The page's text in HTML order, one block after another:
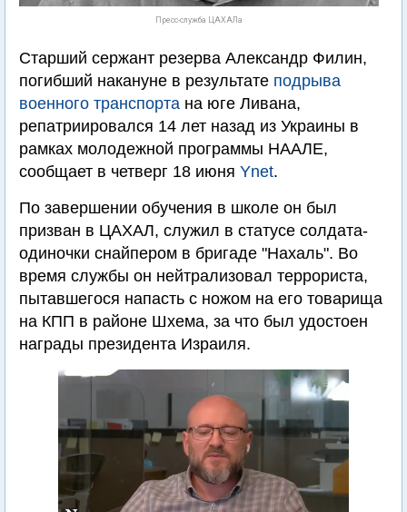
Пресс-служба ЦАХАЛа
Старший сержант резерва Александр Филин,
погибший накануне в результате подрыва
военного транспорта на юге Ливана,
репатриировался 14 лет назад из Украины в
рамках молодежной программы НААЛЕ,
сообщает в четверг 18 июня Ynet.
По завершении обучения в школе он был
призван в ЦАХАЛ, служил в статусе солдата-
одиночки снайпером в бригаде "Нахаль". Во
время службы он нейтрализовал террориста,
пытавшегося напасть с ножом на его товарища
на КПП в районе Шхема, за что был удостоен
награды президента Израиля.